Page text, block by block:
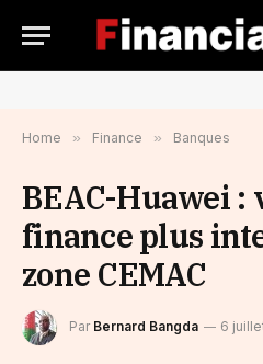
Home » Finance » Banques
BEAC-Huawei :
finance plus
zone CEMAC
Par Bernard Bangda 6